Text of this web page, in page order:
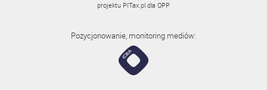
projektu PITax.pl dla OPP
Pozycjonowanie, monitoring mediów: